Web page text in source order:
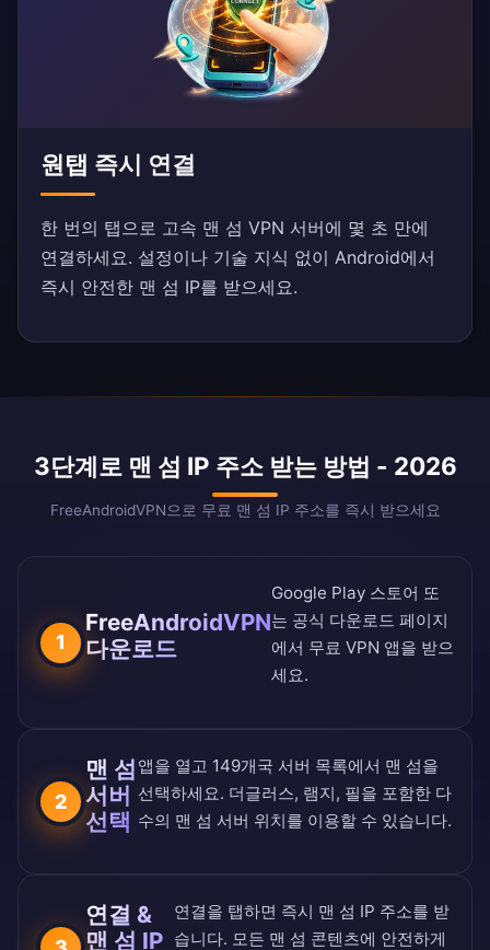
원탭 즉시 연결
한 번의 탭으로 고속 맨 섬 VPN 서버에 몇 초 만에
연결하세요. 설정이나 기술 지식 없이 Android에서
즉시 안전한 맨 섬 IP를 받으세요.
3단계로 맨 섬 IP 주소 받는 방법 - 2026
FreeAndroidVPN으로 무료 맨 섬 IP 주소를 즉시 받으세요
1
FreeAndroidVPN
다운로드
Google Play 스토어 또
는 공식 다운로드 페이지
에서 무료 VPN 앱을 받으
세요.
2
맨 섬
서버
선택
앱을 열고 149개국 서버 목록에서 맨 섬을
선택하세요. 더글러스, 램지, 필을 포함한 다
수의 맨 섬 서버 위치를 이용할 수 있습니다.
연결 &
맨 섬 IP
연결을 탭하면 즉시 맨 섬 IP 주소를 받
습니다. 모든 맨 섬 콘텐츠에 안전하게